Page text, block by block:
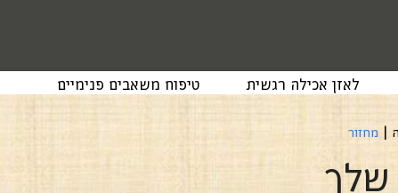
לאזן אכילה רגשית טיפוח משאבים פנימיים
מחזור
שלך